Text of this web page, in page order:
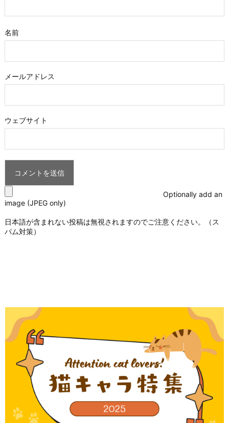
名前
メールアドレス
ウェブサイト
Optionally add an
image (JPEG only)
日本語が含まれない投稿は無視されますのでご注意ください。（ス
パム対策）